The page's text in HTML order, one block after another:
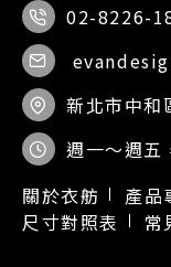
02-8226-
新北市中和
週一～週
關於衣舫
產品
尺寸對照表
常